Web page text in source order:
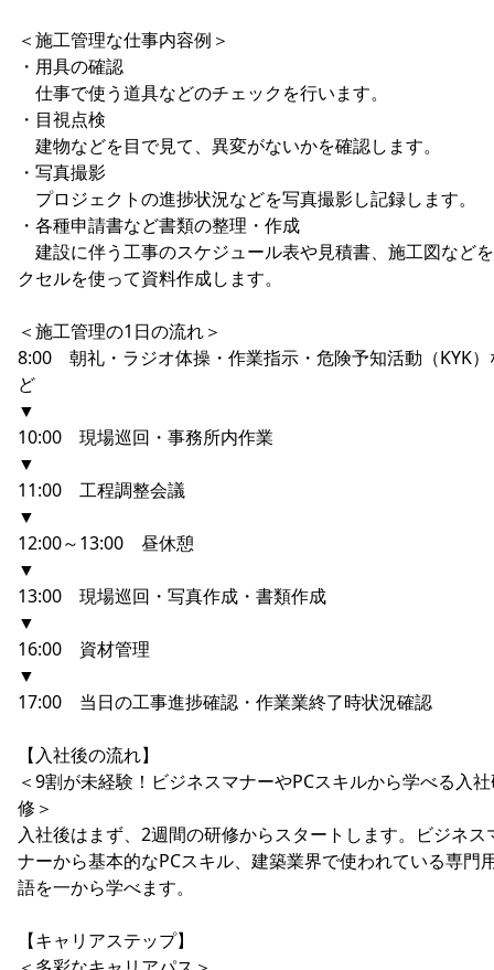
＜施工管理な仕事内容例＞
・用具の確認
仕事で使う道具などのチェックを行います。
・目視点検
建物などを目で見て、異変がないかを確認します。
・写真撮影
プロジェクトの進捗状況などを写真撮影し記録します。
・各種申請書など書類の整理・作成
建設に伴う工事のスケジュール表や見積書、施工図など
クセルを使って資料作成します。
＜施工管理の1日の流れ＞
8:00 朝礼・ラジオ体操・作業指示・危険予知活動（KYK）
ど
▼
10:00 現場巡回・事務所内作業
▼
11:00 工程調整会議
▼
12:00～13:00 昼休憩
▼
13:00 現場巡回・写真作成・書類作成
▼
16:00 資材管理
▼
17:00 当日の工事進捗確認・作業業終了時状況確認
【入社後の流れ】
＜9割が未経験！ビジネスマナーやPCスキルから学べる入
修＞
入社後はまず、2週間の研修からスタートします。ビジネス
ナーから基本的なPCスキル、建築業界で使われている専門
語を一から学べます。
【キャリアステップ】